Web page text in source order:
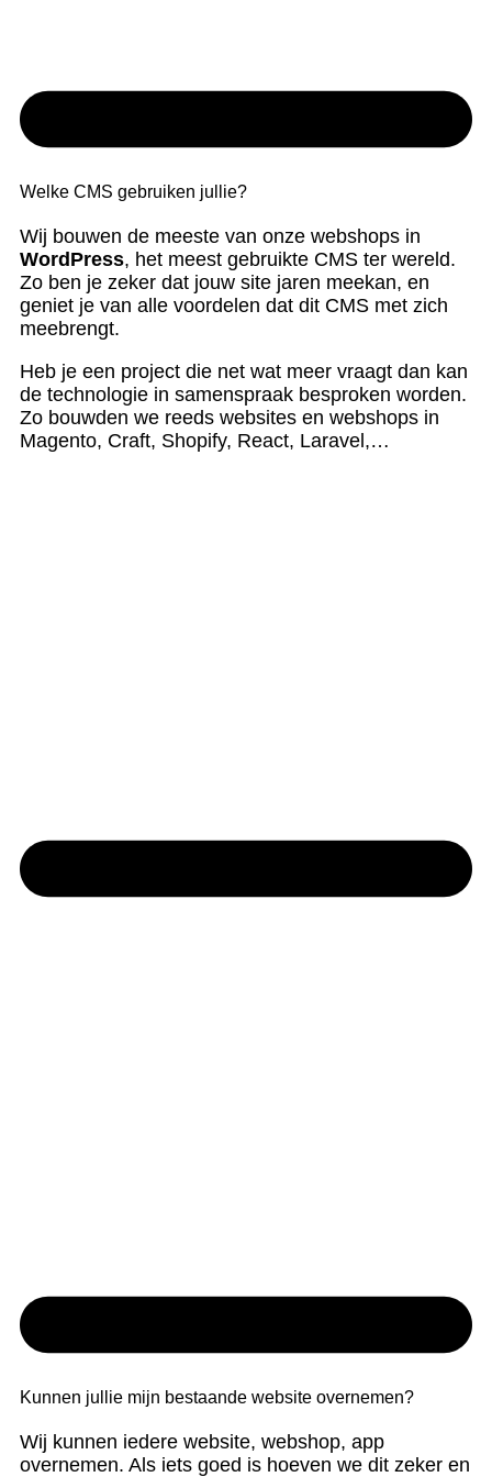
Welke CMS gebruiken jullie?
Wij bouwen de meeste van onze webshops in
WordPress, het meest gebruikte CMS ter wereld.
Zo ben je zeker dat jouw site jaren meekan, en
geniet je van alle voordelen dat dit CMS met zich
meebrengt.
Heb je een project die net wat meer vraagt dan kan
de technologie in samenspraak besproken worden.
Zo bouwden we reeds websites en webshops in
Magento, Craft, Shopify, React, Laravel,…
Kunnen jullie mijn bestaande website overnemen?
Wij kunnen iedere website, webshop, app
overnemen. Als iets goed is hoeven we dit zeker en